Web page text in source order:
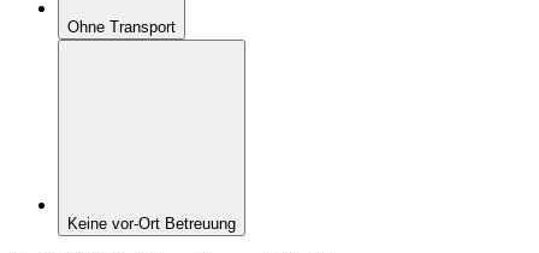
Ohne Transport
Keine vor-Ort Betreuung